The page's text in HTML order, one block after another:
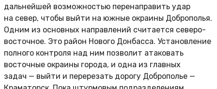
дальнейшей возможностью перенаправить удар
на север, чтобы выйти на южные окраины Доброполья.
Одним из основных направлений считается северо-
восточное. Это район Нового Донбасса. Установление
полного контроля над ним позволит атаковать
восточные окраины города, и одна из главных
задач — выйти и перерезать дорогу Доброполье —